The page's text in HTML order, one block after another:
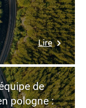
clés
et
pour
garantir
la
fiabilité
Lire:
Guide
complet
pour
recruter
des
de
pologne :